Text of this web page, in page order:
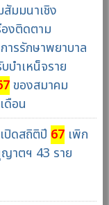
สัมมนาเชิง
องติดตาม
ารรักษาพยาบาล
บำเหน็จราย
ของสมาคม
ดือน
ปิดสถิติปี 67เพิก
าตฯ 43 ราย